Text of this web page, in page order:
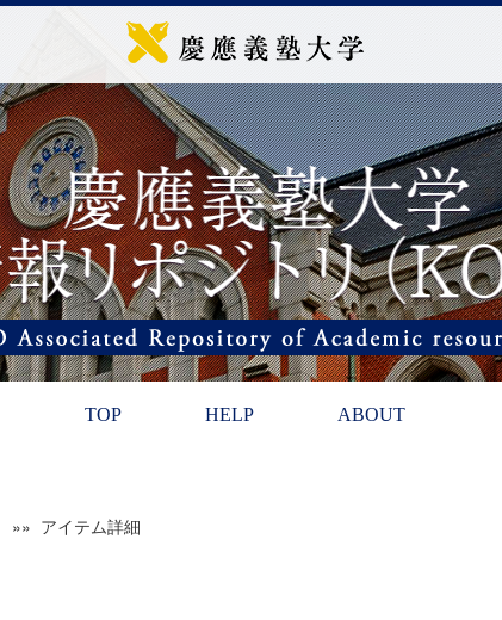
TOP HELP ABOUT
»» アイテム詳細